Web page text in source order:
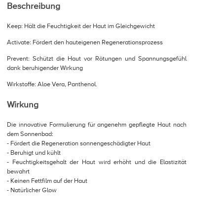
Beschreibung
Keep: Hält die Feuchtigkeit der Haut im Gleichgewicht
Activate: Fördert den hauteigenen Regenerationsprozess
Prevent: Schützt die Haut vor Rötungen und Spannungsgefühl
dank beruhigender Wirkung
Wirkstoffe: Aloe Vera, Panthenol.
Wirkung
Die innovative Formulierung für angenehm gepflegte Haut nach
dem Sonnenbad:
- Fördert die Regeneration sonnengeschädigter Haut
- Beruhigt und kühlt
- Feuchtigkeitsgehalt der Haut wird erhöht und die Elastizität
bewahrt
- Keinen Fettfilm auf der Haut
- Natürlicher Glow